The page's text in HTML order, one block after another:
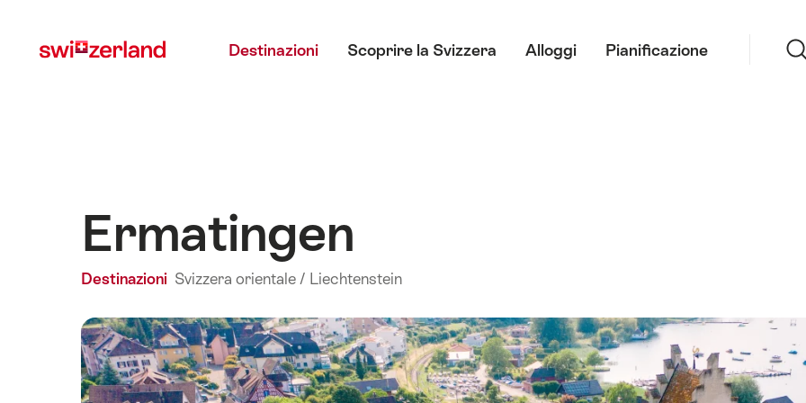
myswitzerland.com
Destinazioni Scoprire la Svizzera Alloggi Pianificazione
Ermatingen
Destinazioni Svizzera orientale / Liechtenstein